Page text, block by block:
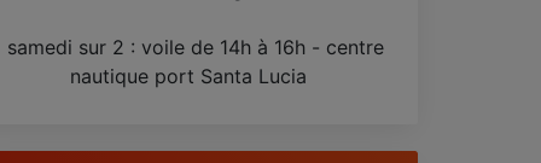
samedi sur 2 : voile de 14h à 16h - centre
nautique port Santa Lucia